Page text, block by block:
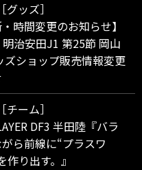
［グッズ］
・時間変更のお知らせ】
治安田J1 第25節 岡山
ズショップ販売情報変更
［チーム］
DF3 半田陸『バラ
ら前線に“プラスワ
作り出す。』